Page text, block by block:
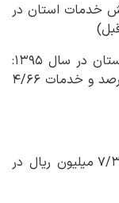
بخش خدمات استان در
سهم بخش های مهم اقتصادی از GDP استان در سال ۱۳۹۵:
کشاورزی ۲۲ درصد، صنعت و معدن ۶/۱۱ درصد و خدمات ۴/۶۶
متوسط درآمد خانوار روستایی استان ۷/۳۶۰ میلیون ریال در